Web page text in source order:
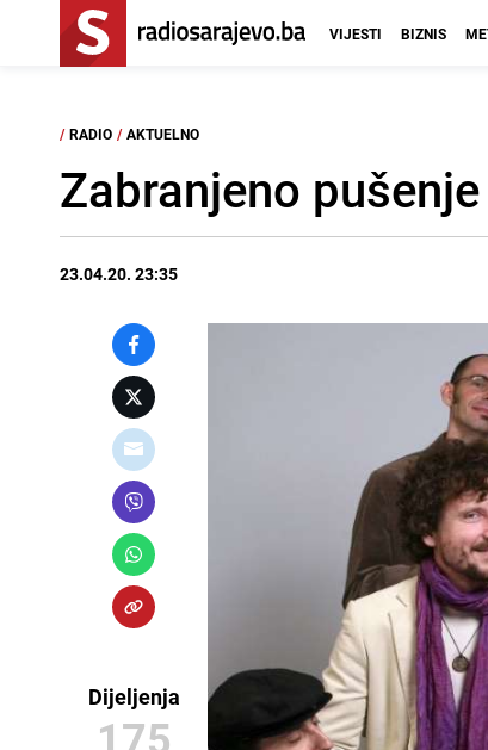
VIJESTI BIZNIS
/ RADIO / AKTUELNO
Zabranjeno
23.04.20. 23:35
Dijeljenja
175